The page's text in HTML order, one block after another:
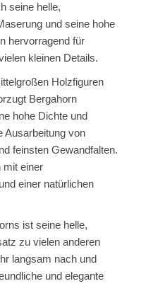
seine helle,
und seine hohe
hervorragend für
kleinen Details.
Holzfiguren
Bergahorn
hohe Dichte und
Ausarbeitung von
feinsten Gewandfalten.
mit einer
einer natürlichen
ist seine helle,
zu vielen anderen
langsam nach und
und elegante